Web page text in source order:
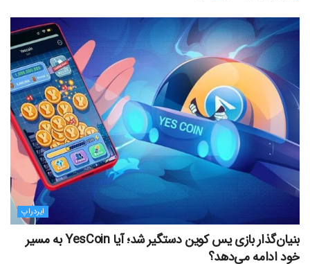
ایردراپ
بنیان‌گذار بازی یس کوین دستگیر شد؛ آیا YesCoin به مسیر
خود ادامه می‌دهد؟